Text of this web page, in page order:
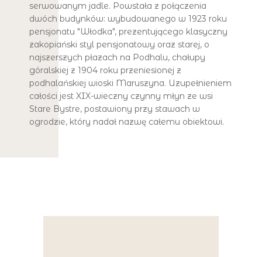
serwowanym jadle. Powstała z połączenia
dwóch budynków: wybudowanego w 1923 roku
pensjonatu "Włodka", prezentującego klasyczny
zakopiański styl pensjonatowy oraz starej, o
najszerszych płazach na Podhalu, chałupy
góralskiej z 1904 roku przeniesionej z
podhalańskiej wioski Maruszyna. Uzupełnieniem
całości jest XIX-wieczny czynny młyn ze wsi
Stare Bystre, postawiony przy stawach w
ogrodzie, który nadał nazwę całemu obiektowi.